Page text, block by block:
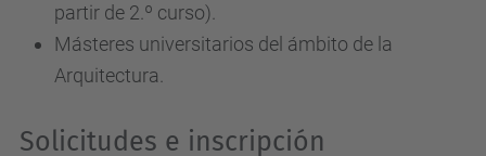
partir de 2.º curso).
Másteres universitarios del ámbito de la
Arquitectura.
Solicitudes e inscripción